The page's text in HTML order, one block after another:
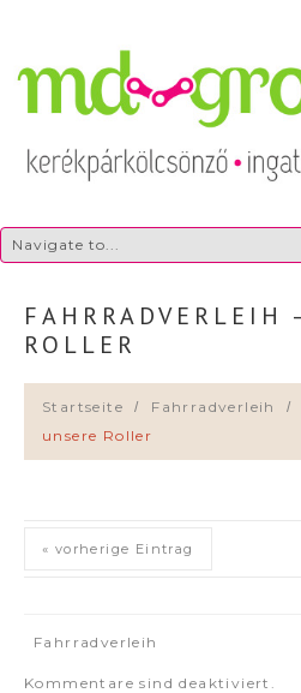
FAHRRADVERLEIH
ROLLER
Startseite Fahrradverleih
unsere Roller
« vorherige Eintrag
Fahrradverleih
Kommentare sind deaktiviert.